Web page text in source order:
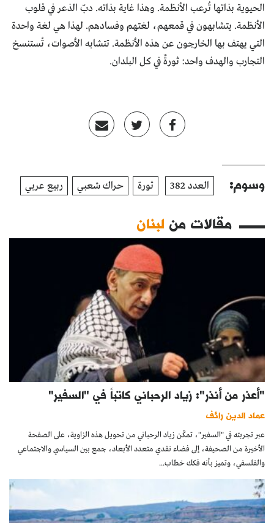
الحيوية بذاتها تُرعب الأنظمة. وهذا غاية بذاته. دبّ الذعر في قلوب
الأنظمة. يتشابهون في قمعهم، لغتهم وفسادهم. لهذا هي لغة واحدة
التي يهتف بها الخارجون عن هذه الأنظمة. تتشابه الأصوات، تُستنسخ
التجارب والهدف واحد: ثورةٌ في كل البلدان.
وسوم: العدد 382 ثورة حراك شعبي ربيع عربي
مقالات من لبنان
"أعذر من أنذر": زياد الرحباني كاتباً في "السفير"
عماد الدين رائف
عبر تجربته في "السفير"، تمكّن زياد الرحباني من تحويل هذه الزاوية، على الصفحة
الأخيرة من الصحيفة، إلى فضاء نقدي متعدد الأبعاد، جمع بين السياسي والاجتماعي
والفلسفي، وتميز بأنه فكك خطاب...